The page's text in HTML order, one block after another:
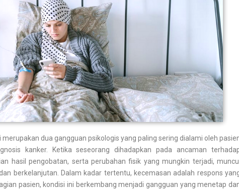
merupakan dua gangguan psikologis yang paling sering dialami oleh
kanker. Ketika seseorang dihadapkan pada ancaman
hasil pengobatan, serta perubahan fisik yang mungkin terjadi, muncul
berkelanjutan. Dalam kadar tertentu, kecemasan adalah respons
pasien, kondisi ini berkembang menjadi gangguan yang menetap